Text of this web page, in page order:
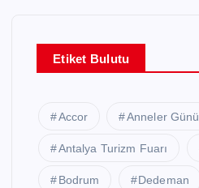
Etiket Bulutu
Accor Anneler Günü
Antalya Turizm Fuarı
Bodrum Dedeman